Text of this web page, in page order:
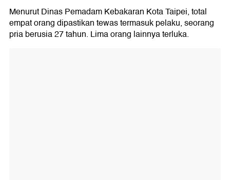
Menurut Dinas Pemadam Kebakaran Kota Taipei, total
empat orang dipastikan tewas termasuk pelaku, seorang
pria berusia 27 tahun. Lima orang lainnya terluka.